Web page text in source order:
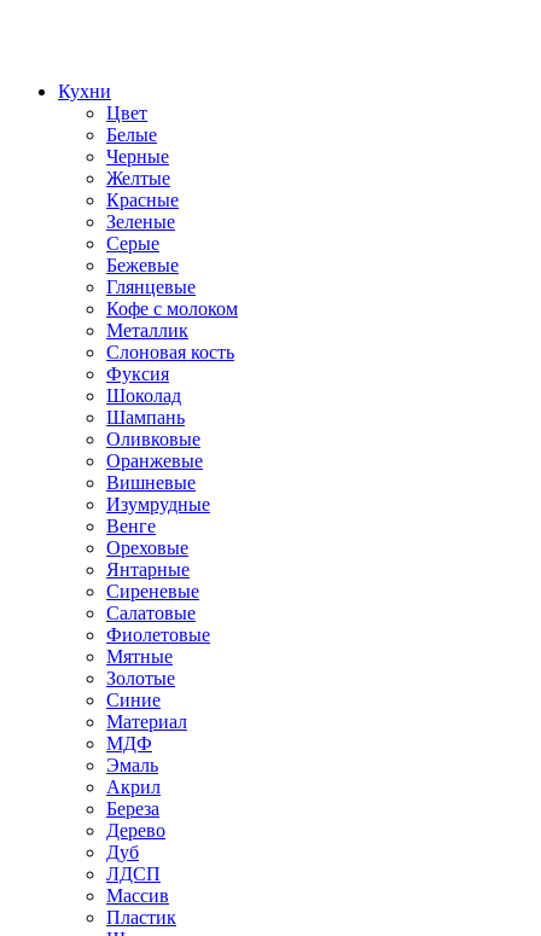
Кухни
Цвет
Белые
Черные
Желтые
Красные
Зеленые
Серые
Бежевые
Глянцевые
Кофе с молоком
Металлик
Слоновая кость
Фуксия
Шоколад
Шампань
Оливковые
Оранжевые
Вишневые
Изумрудные
Венге
Ореховые
Янтарные
Сиреневые
Салатовые
Фиолетовые
Мятные
Золотые
Синие
Материал
МДФ
Эмаль
Акрил
Береза
Дерево
Дуб
ЛДСП
Массив
Пластик